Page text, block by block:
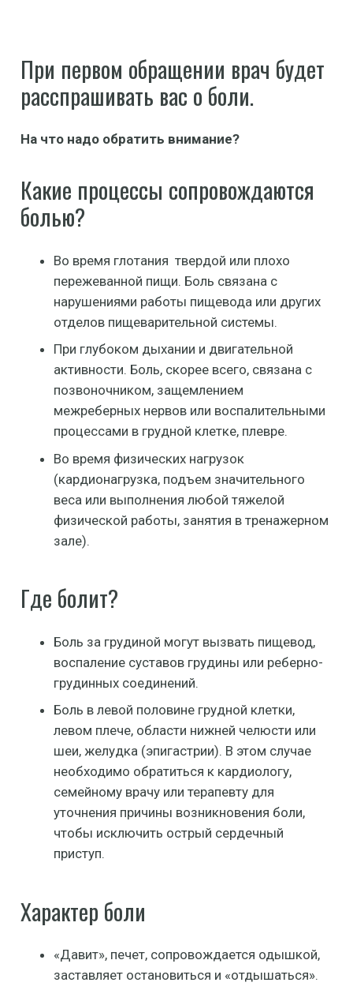
При первом обращении врач будет
расспрашивать вас о боли.
На что надо обратить внимание?
Какие процессы сопровождаются
болью?
Во время глотания твердой или плохо
пережеванной пищи. Боль связана с
нарушениями работы пищевода или других
отделов пищеварительной системы.
При глубоком дыхании и двигательной
активности. Боль, скорее всего, связана с
позвоночником, защемлением
межреберных нервов или воспалительными
процессами в грудной клетке, плевре.
Во время физических нагрузок
(кардионагрузка, подъем значительного
веса или выполнения любой тяжелой
физической работы, занятия в тренажерном
зале).
Где болит?
Боль за грудиной могут вызвать пищевод,
воспаление суставов грудины или реберно-
грудинных соединений.
Боль в левой половине грудной клетки,
левом плече, области нижней челюсти или
шеи, желудка (эпигастрии). В этом случае
необходимо обратиться к кардиологу,
семейному врачу или терапевту для
уточнения причины возникновения боли,
чтобы исключить острый сердечный
приступ.
Характер боли
«Давит», печет, сопровождается одышкой,
заставляет остановиться и «отдышаться».